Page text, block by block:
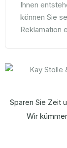
Ihnen
können Sie
Reklamation
Sparen Sie Zeit
Wir